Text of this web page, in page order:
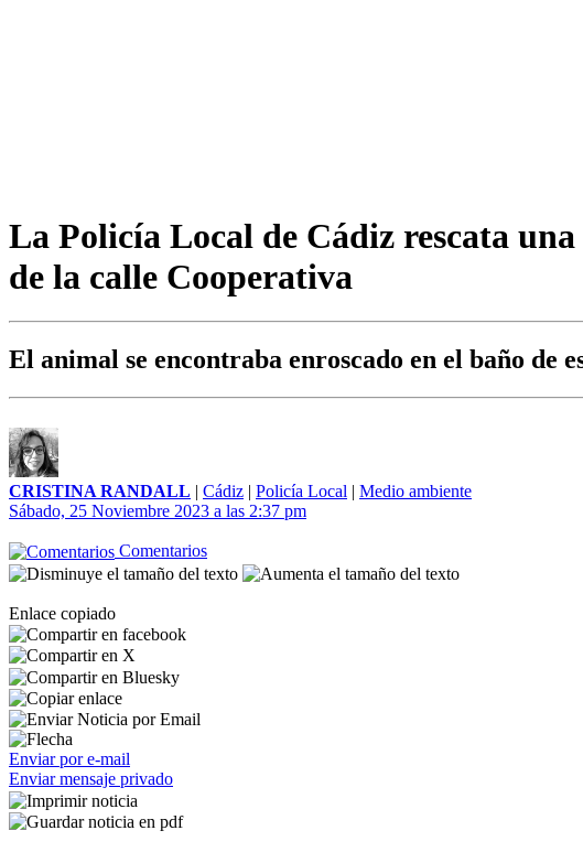
La Policía Local de Cádiz rescata
de la calle Cooperativa
El animal se encontraba enroscado en el baño de
CRISTINA RANDALL | Cádiz | Policía Local | Medio ambiente
Sábado, 25 Noviembre 2023 a las 2:37 pm
Comentarios
Enlace copiado
Enviar por e-mail
Enviar mensaje privado